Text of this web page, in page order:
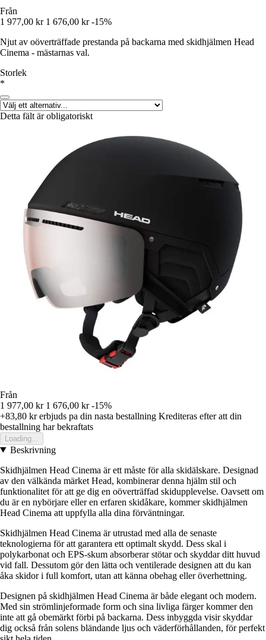
Från
1 977,00 kr 1 676,00 kr -15%
Njut av oöverträffade prestanda på backarna med skidhjälmen Head
Cinema - mästarnas val.
Storlek
*
Detta fält är obligatoriskt
Från
1 977,00 kr 1 676,00 kr -15%
+83,80 krerbjuds pa din nasta bestallning Krediteras efter att din
bestallning har bekraftats
Loading...
Beskrivning
Skidhjälmen Head Cinema är ett måste för alla skidälskare. Designad
av den välkända märket Head, kombinerar denna hjälm stil och
funktionalitet för att ge dig en oöverträffad skidupplevelse. Oavsett om
du är en nybörjare eller en erfaren skidåkare, kommer skidhjälmen
Head Cinema att uppfylla alla dina förväntningar.
Skidhjälmen Head Cinema är utrustad med alla de senaste
teknologierna för att garantera ett optimalt skydd. Dess skal i
polykarbonat och EPS-skum absorberar stötar och skyddar ditt huvud
vid fall. Dessutom gör den lätta och ventilerade designen att du kan
åka skidor i full komfort, utan att känna obehag eller överhettning.
Designen på skidhjälmen Head Cinema är både elegant och modern.
Med sin strömlinjeformade form och sina livliga färger kommer den
inte att gå obemärkt förbi på backarna. Dess inbyggda visir skyddar
dig också från solens bländande ljus och väderförhållanden, för perfekt